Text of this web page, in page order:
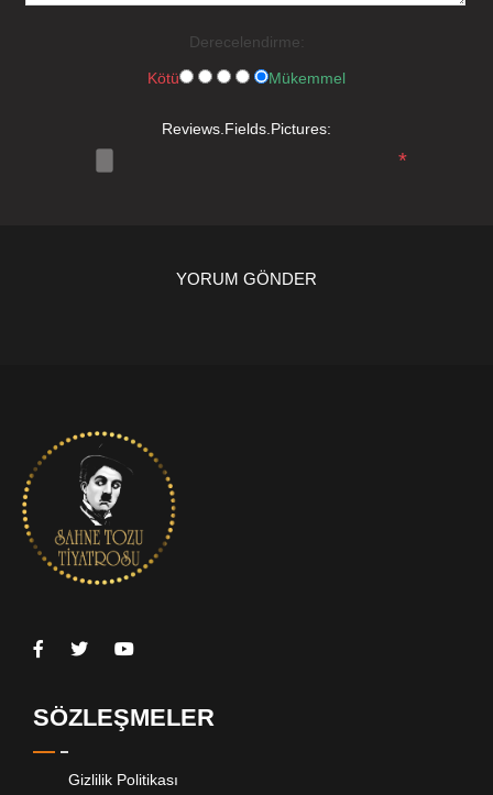
Derecelendirme:
Kötü Mükemmel
Reviews.Fields.Pictures:
*
YORUM GÖNDER
SÖZLEŞMELER
Gizlilik Politikası